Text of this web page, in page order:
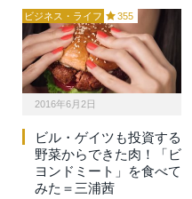
ビジネス・ライフ 355
2016年6月2日
ビル・ゲイツも投資する
野菜からできた肉！「ビ
ヨンドミート」を食べて
みた＝三浦茜